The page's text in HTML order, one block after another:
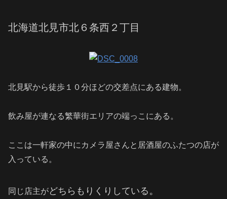
北海道北見市北６条西２丁目
北見駅から徒歩１０分ほどの交差点にある建物。
飲み屋が連なる繁華街エリアの端っこにある。
ここは一軒家の中に カメラ屋さんと居酒屋のふたつの店が
入っている。
同じ店主がどちらもりくりしている。